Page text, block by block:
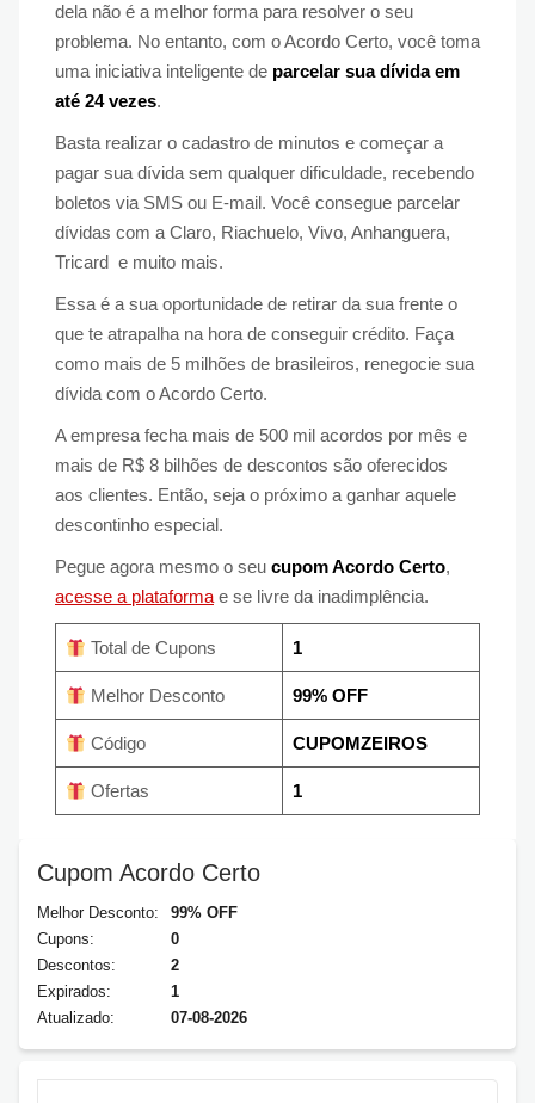
dela não é a melhor forma para resolver o seu
problema. No entanto, com o Acordo Certo, você toma
uma iniciativa inteligente de parcelar sua dívida em
até 24 vezes.
Basta realizar o cadastro de minutos e começar a
pagar sua dívida sem qualquer dificuldade, recebendo
boletos via SMS ou E-mail. Você consegue parcelar
dívidas com a Claro, Riachuelo, Vivo, Anhanguera,
Tricard e muito mais.
Essa é a sua oportunidade de retirar da sua frente o
que te atrapalha na hora de conseguir crédito. Faça
como mais de 5 milhões de brasileiros, renegocie sua
dívida com o Acordo Certo.
A empresa fecha mais de 500 mil acordos por mês e
mais de R$ 8 bilhões de descontos são oferecidos
aos clientes. Então, seja o próximo a ganhar aquele
descontinho especial.
Pegue agora mesmo o seu cupom Acordo Certo,
acesse a plataforma e se livre da inadimplência.
Total de Cupons 1
Melhor Desconto 99% OFF
Código CUPOMZEIROS
Ofertas 1
Cupom Acordo Certo
Melhor Desconto:
99% OFF
Cupons:
0
Descontos:
2
Expirados:
1
Atualizado:
07-08-2026